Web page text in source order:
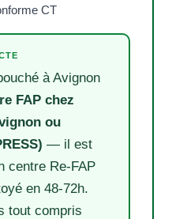
CT
à Avignon
FAP chez
ou
— il est
centre Re-FAP
en 48-72h.
tout compris